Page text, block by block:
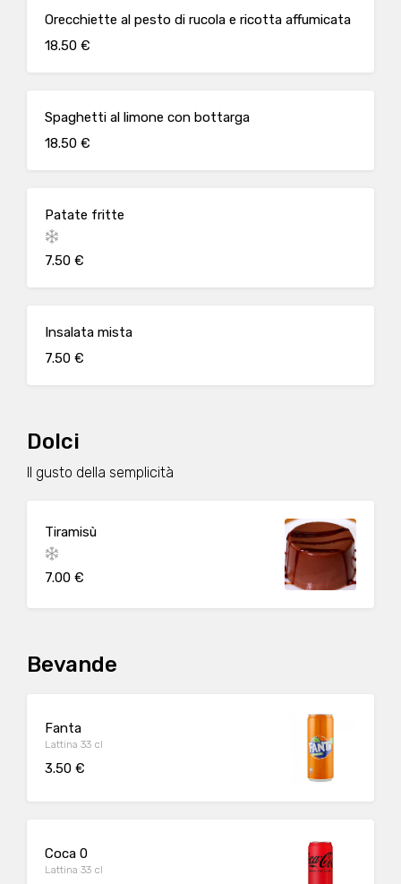
Orecchiette al pesto di rucola e ricotta affumicata
18.50 €
Spaghetti al limone con bottarga
18.50 €
Patate fritte
7.50 €
Insalata mista
7.50 €
Dolci
Il gusto della semplicità
Tiramisù
7.00 €
Bevande
Fanta
Lattina 33 cl
3.50 €
Coca 0
Lattina 33 cl